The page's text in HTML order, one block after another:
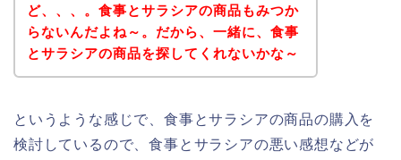
ど、、、。食事とサラシアの商品もみつか
らないんだよね～。だから、一緒に、食事
とサラシアの商品を探してくれないかな～
というような感じで、食事とサラシアの商品の購入を
検討しているので、食事とサラシアの悪い感想などが